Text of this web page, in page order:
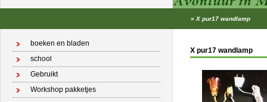
» X pur17 wandlamp
boeken en bladen
school
Gebruikt
Workshop pakketjes
X pur17 wandlamp